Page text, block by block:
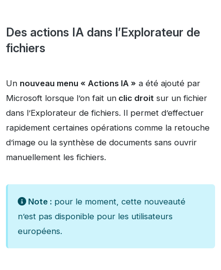
Des actions IA dans l’Explorateur de
fichiers
Un nouveau menu « Actions IA » a été ajouté par
Microsoft lorsque l’on fait un clic droit sur un fichier
dans l’Explorateur de fichiers. Il permet d’effectuer
rapidement certaines opérations comme la retouche
d’image ou la synthèse de documents sans ouvrir
manuellement les fichiers.
Note : pour le moment, cette nouveauté
n’est pas disponible pour les utilisateurs
européens.